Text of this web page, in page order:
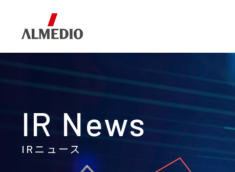
Corporate Information
Business
IR Information
IR News
IRニュース